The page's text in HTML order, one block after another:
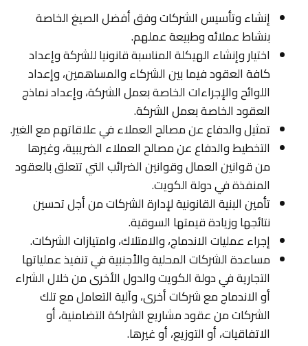
إنشاء وتأسيس الشركات وفق أفضل الصيغ الخاصة
بنشاط عملائه وطبيعة عملهم.
اختيار وإنشاء الهيكلة المناسبة قانونيا للشركة وإعداد
كافة العقود فيما بين الشركاء والمساهمين، وإعداد
اللوائح والإجراءات الخاصة بعمل الشركة، وإعداد نماذج
العقود الخاصة بعمل الشركة.
تمثيل والدفاع عن مصالح العملاء في علاقاتهم مع الغير.
التخطيط والدفاع عن مصالح العملاء الضريبية، وغيرها
من قوانين العمال وقوانين الضرائب التي تتعلق بالعقود
المنفذة في دولة الكويت.
تأمين البنية القانونية لإدارة الشركات من أجل تحسين
نتائجها وزيادة قيمتها السوقية.
إجراء عمليات الاندماج، والامتلاك، وامتيازات الشركات.
مساعدة الشركات المحلية والأجنبية في تنفيذ عملياتها
التجارية في دولة الكويت والدول الأخرى من خلال الشراء
أو الاندماج مع شركات أخرى، وآلية التعامل مع تلك
الشركات من عقود مشاريع الشراكة التضامنية، أو
الاتفاقيات، أو التوزيع، أو غيرها.